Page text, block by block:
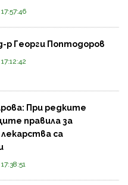
р Георги Поптодоров
При редките
правила за
са